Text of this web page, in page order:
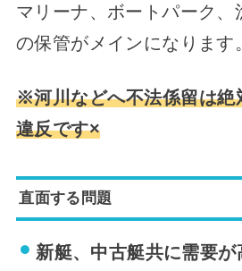
マリーナ、ボートパーク、
の保管がメインになります
※河川などへ不法係留は
違反です×
直面する問題
新艇、中古艇共に需要が